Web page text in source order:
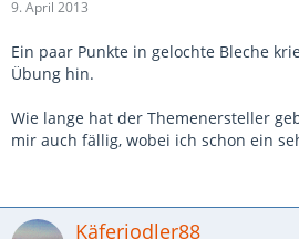
9. April 2013
Ein paar Punkte in gelochte Bleche
Übung hin.
Wie lange hat der Themenersteller
mir auch fällig, wobei ich schon ein
Käferjodler88